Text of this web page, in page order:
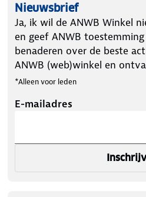
Nieuwsbrief
Ja, ik wil de ANWB Winkel
en geef ANWB
benaderen over de beste
ANWB (web)winkel en
*Alleen voor leden
E-mailadres